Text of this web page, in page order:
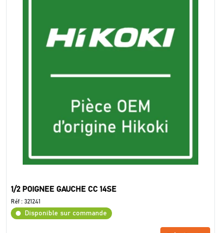
1/2 POIGNEE GAUCHE CC 14SE
Réf : 321241
Disponible sur commande